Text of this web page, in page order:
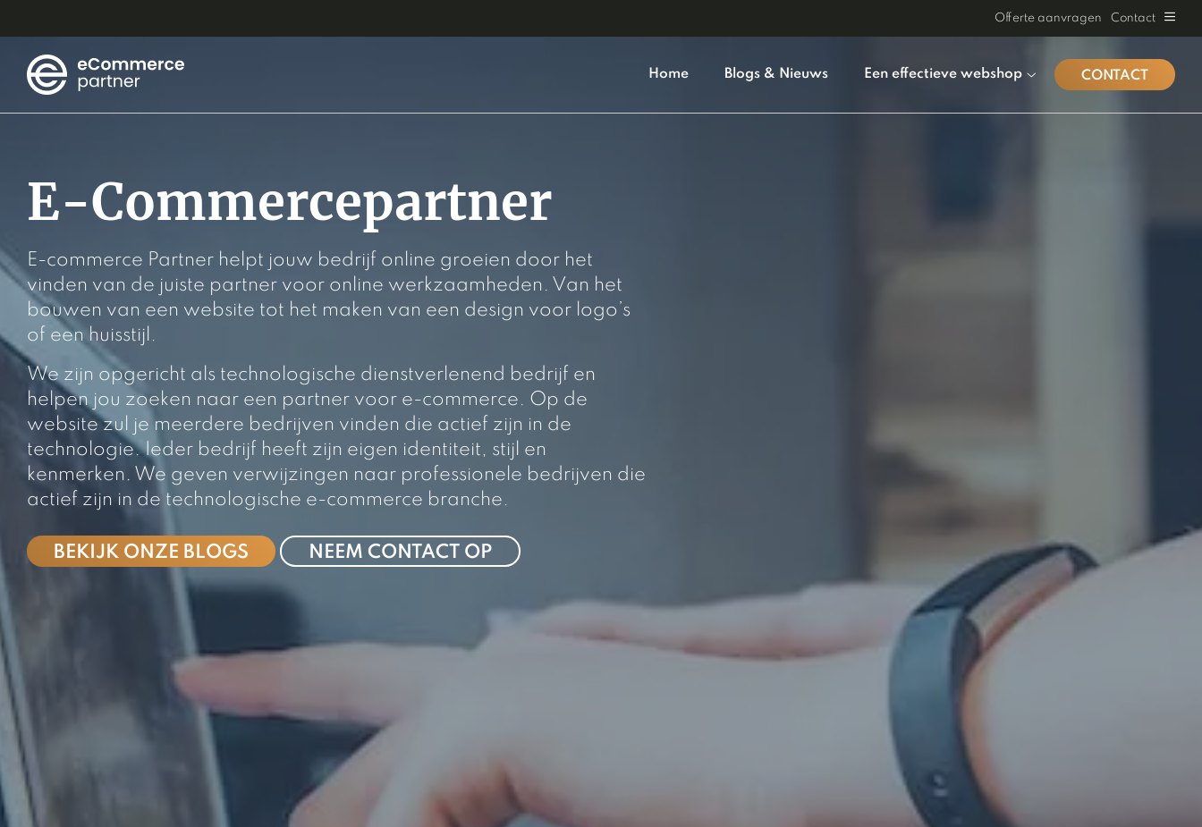
Offerte aanvragen Contact
Home Blogs & Nieuws Een effectieve webshop CONTACT
E-Commercepartner
E-commerce Partner helpt jouw bedrijf online groeien door het
vinden van de juiste partner voor online werkzaamheden. Van het
bouwen van een website tot het maken van een design voor logo’s
of een huisstijl.
We zijn opgericht als technologische dienstverlenend bedrijf en
helpen jou zoeken naar een partner voor e-commerce. Op de
website zul je meerdere bedrijven vinden die actief zijn in de
technologie. Ieder bedrijf heeft zijn eigen identiteit, stijl en
kenmerken. We geven verwijzingen naar professionele bedrijven die
actief zijn in de technologische e-commerce branche.
BEKIJK ONZE BLOGS NEEM CONTACT OP